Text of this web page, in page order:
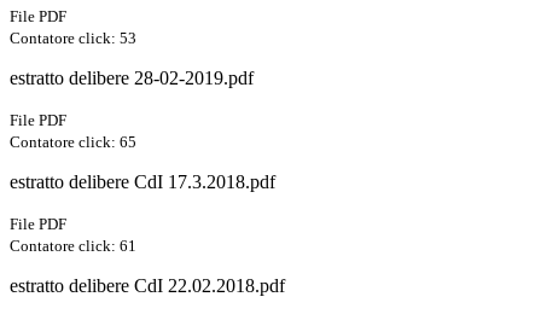
File PDF
Contatore click: 53
estratto delibere 28-02-2019.pdf
File PDF
Contatore click: 65
estratto delibere CdI 17.3.2018.pdf
File PDF
Contatore click: 61
estratto delibere CdI 22.02.2018.pdf